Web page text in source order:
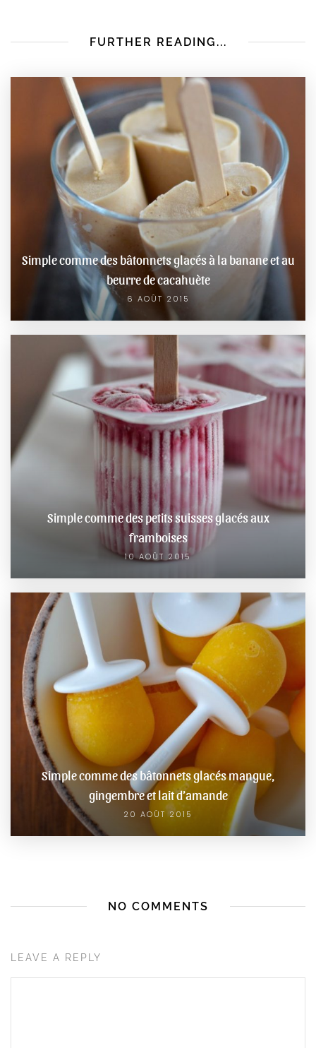
FURTHER READING...
Simple comme des bâtonnets glacés à la banane et au
beurre de cacahuète
6 AOÛT 2015
Simple comme des petits suisses glacés aux
framboises
10 AOÛT 2015
Simple comme des bâtonnets glacés mangue,
gingembre et lait d’amande
20 AOÛT 2015
NO COMMENTS
LEAVE A REPLY